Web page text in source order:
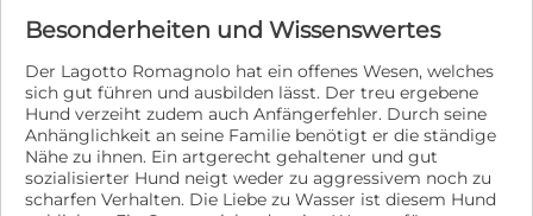
Besonderheiten und Wissenswertes
Der Lagotto Romagnolo hat ein offenes Wesen, welches
sich gut führen und ausbilden lässt. Der treu ergebene
Hund verzeiht zudem auch Anfängerfehler. Durch seine
Anhänglichkeit an seine Familie benötigt er die ständige
Nähe zu ihnen. Ein artgerecht gehaltener und gut
sozialisierter Hund neigt weder zu aggressivem noch zu
scharfen Verhalten. Die Liebe zu Wasser ist diesem Hund